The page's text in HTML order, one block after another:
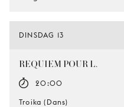
DINSDAG 13
REQUIEM POUR L.
20:00
Troika (Dans)